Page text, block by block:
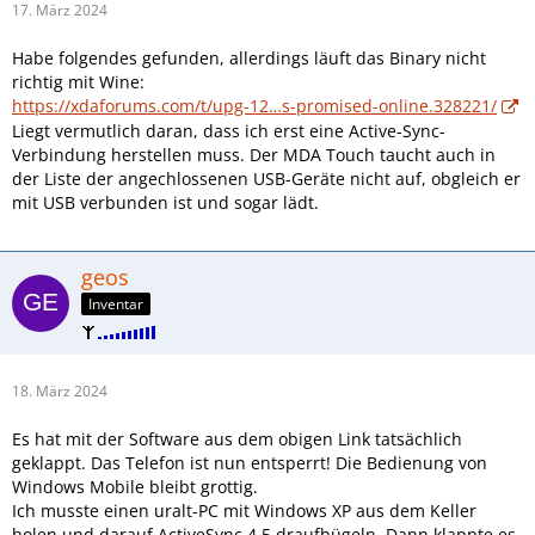
17. März 2024
Habe folgendes gefunden, allerdings läuft das Binary nicht
richtig mit Wine:
https://xdaforums.com/t/upg-12…s-promised-online.328221/
Liegt vermutlich daran, dass ich erst eine Active-Sync-
Verbindung herstellen muss. Der MDA Touch taucht auch in
der Liste der angechlossenen USB-Geräte nicht auf, obgleich er
mit USB verbunden ist und sogar lädt.
geos
Inventar
18. März 2024
Es hat mit der Software aus dem obigen Link tatsächlich
geklappt. Das Telefon ist nun entsperrt! Die Bedienung von
Windows Mobile bleibt grottig.
Ich musste einen uralt-PC mit Windows XP aus dem Keller